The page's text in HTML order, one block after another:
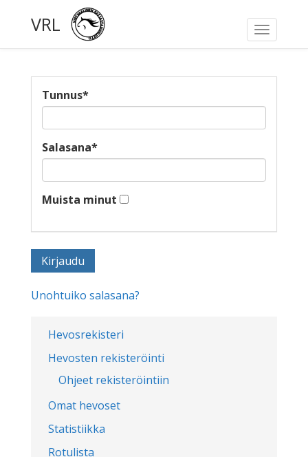
Toggle
VRL
Hevosrekisteri
Hevosten rekisteröinti
Ohjeet rekisteröintiin
Omat hevoset
Statistiikka
Rotulista
Tunnus*
Salasana*
Muista minut
Unohtuiko salasana?